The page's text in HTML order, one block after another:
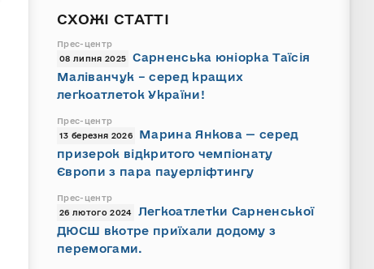
СХОЖІ СТАТТІ
Прес-центр
08 липня 2025
Сарненська юніорка Таїсія
Маліванчук – серед кращих
легкоатлеток України!
Прес-центр
13 березня 2026
Марина Янкова — серед
призерок відкритого чемпіонату
Європи з пара пауерліфтингу
Прес-центр
26 лютого 2024
Легкоатлетки Сарненської
ДЮСШ вкотре приїхали додому з
перемогами.